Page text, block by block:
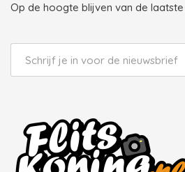
Op de hoogte blijven van de